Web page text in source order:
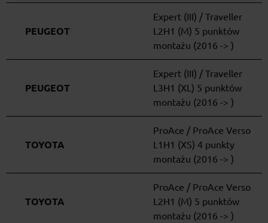
PEUGEOT
Expert (III) / Traveller
L2H1 (M) 5 punktów
montażu (2016 -> )
PEUGEOT
Expert (III) / Traveller
L3H1 (XL) 5 punktów
montażu (2016 -> )
TOYOTA
ProAce / ProAce Verso
L1H1 (XS) 4 punkty
montażu (2016 -> )
TOYOTA
ProAce / ProAce Verso
L2H1 (M) 5 punktów
montażu (2016 -> )